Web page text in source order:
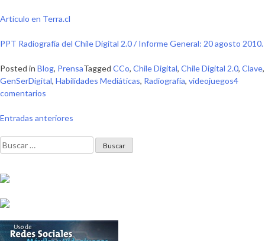
Artículo en Terra.cl
PPT Radiografía del Chile Digital 2.0 / Informe General: 20 agosto 2010.
Posted in Blog, PrensaTagged CCo, Chile Digital, Chile Digital 2.0, Clave,
GenSerDigital, Habilidades Mediáticas, Radiografía, videojuegos4
comentarios
Los
más
Navegación
de
Entradas anteriores
Buscar: